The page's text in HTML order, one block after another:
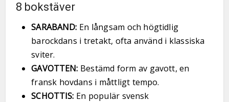
8 bokstäver
SARABAND: En långsam och högtidlig
barockdans i tretakt, ofta använd i klassiska
sviter.
GAVOTTEN: Bestämd form av gavott, en
fransk hovdans i måttligt tempo.
SCHOTTIS: En populär svensk